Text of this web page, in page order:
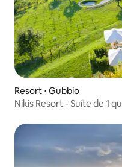
Resort ⋅ Gubbio
Nikis Resort - Suíte de 1